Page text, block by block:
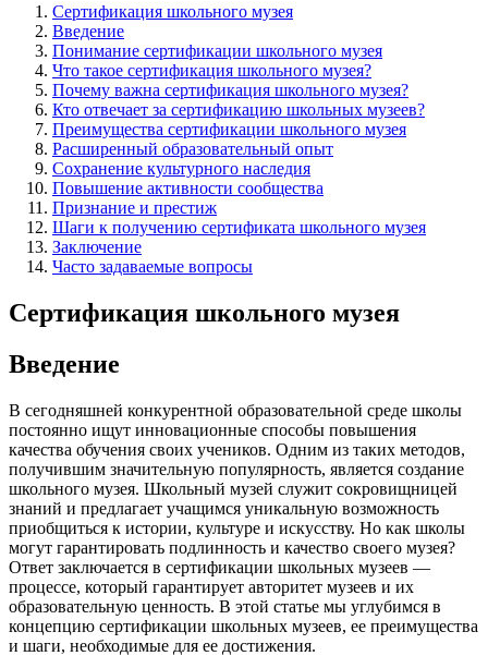
Сертификация школьного музея
Введение
Понимание сертификации школьного музея
Что такое сертификация школьного музея?
Почему важна сертификация школьного музея?
Кто отвечает за сертификацию школьных музеев?
Преимущества сертификации школьного музея
Расширенный образовательный опыт
Сохранение культурного наследия
Повышение активности сообщества
Признание и престиж
Шаги к получению сертификата школьного музея
Заключение
Часто задаваемые вопросы
Сертификация школьного музея
Введение
В сегодняшней конкурентной образовательной среде школы
постоянно ищут инновационные способы повышения
качества обучения своих учеников. Одним из таких методов,
получившим значительную популярность, является создание
школьного музея. Школьный музей служит сокровищницей
знаний и предлагает учащимся уникальную возможность
приобщиться к истории, культуре и искусству. Но как школы
могут гарантировать подлинность и качество своего музея?
Ответ заключается в сертификации школьных музеев —
процессе, который гарантирует авторитет музеев и их
образовательную ценность. В этой статье мы углубимся в
концепцию сертификации школьных музеев, ее преимущества
и шаги, необходимые для ее достижения.